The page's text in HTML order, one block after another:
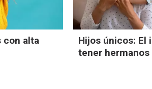
con alta
Hijos únicos: El
tener hermanos